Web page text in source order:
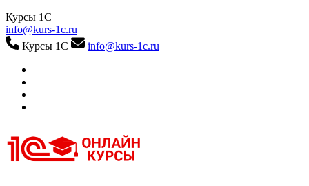
Курсы 1С
info@kurs-1c.ru
Курсы 1С
info@kurs-1c.ru